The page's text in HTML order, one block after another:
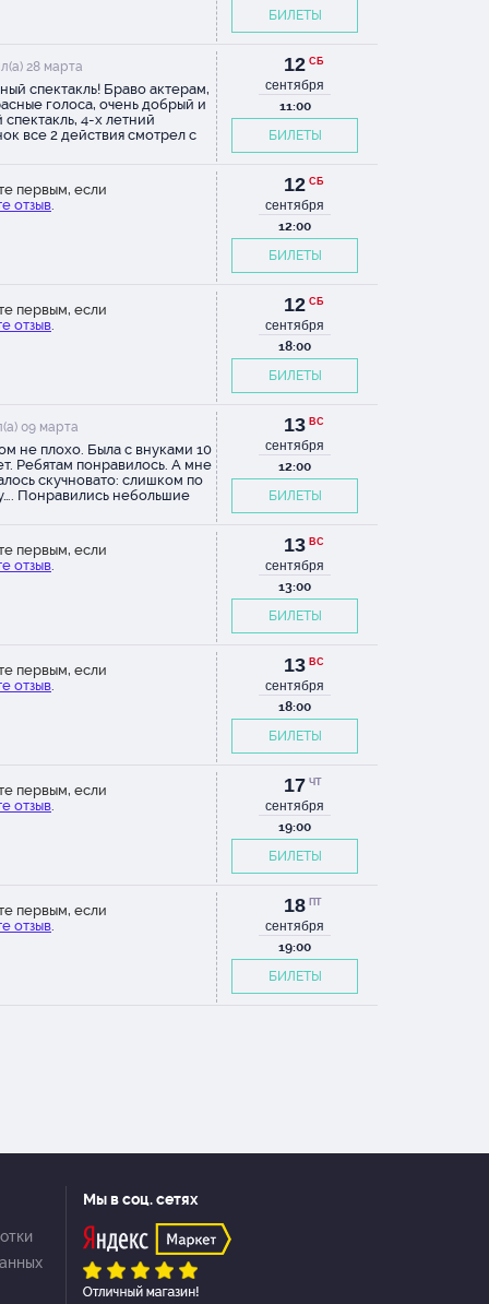
с
с
БИЛЕТЫ
28 марта
спектакль! Браво актерам,
голоса, очень добрый и
спектакль, 4-х летний
все 2 действия смотрел с
12 СБ
сентября
11:00
БИЛЕТЫ
первым, если
отзыв.
12 СБ
сентября
12:00
БИЛЕТЫ
первым, если
отзыв.
12 СБ
сентября
18:00
БИЛЕТЫ
09 марта
не плохо. Была с внуками 10
Ребятам понравилось. А мне
скучновато: слишком по
Понравились небольшие
из 1-ряда, раздача
и свечей зрителям,
зрителя для
Но, ребятам старше 11 я
13 ВС
сентября
12:00
БИЛЕТЫ
первым, если
отзыв.
13 ВС
сентября
13:00
БИЛЕТЫ
первым, если
отзыв.
13 ВС
сентября
18:00
БИЛЕТЫ
первым, если
отзыв.
17 ЧТ
сентября
19:00
БИЛЕТЫ
первым, если
отзыв.
18 ПТ
сентября
19:00
БИЛЕТЫ
Мы в соц. сетях